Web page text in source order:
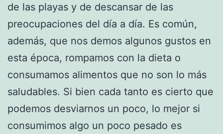
de las playas y de descansar de las
preocupaciones del día a día. Es común,
además, que nos demos algunos gustos en
esta época, rompamos con la dieta o
consumamos alimentos que no son lo más
saludables. Si bien cada tanto es cierto que
podemos desviarnos un poco, lo mejor si
consumimos algo un poco pesado es